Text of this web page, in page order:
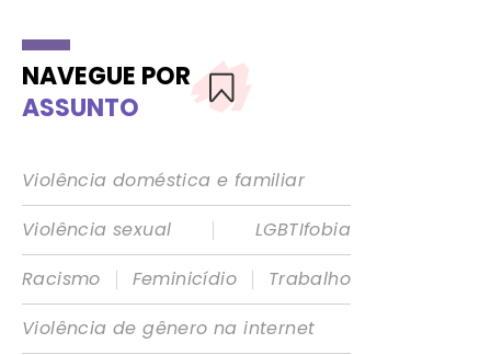
NAVEGUE POR
ASSUNTO
Violência doméstica e familiar
Violência sexual
|
LGBTIfobia
Racismo
| Feminicídio |
Trabalho
Violência de gênero na internet